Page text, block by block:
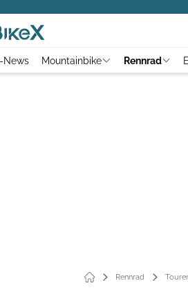
News Mountainbike Rennrad
Rennrad